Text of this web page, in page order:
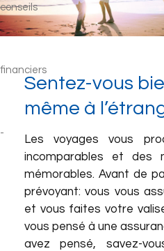
Sentez-vous
même à
Les voyages vous
incomparables et des
mémorables. Avant de
prévoyant: vous vous
et vous faites votre
vous pensé à une
avez pensé, savez-